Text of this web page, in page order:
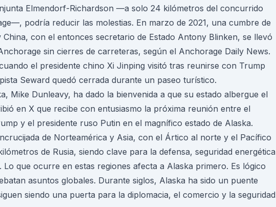
Elmendorf-Richardson —a solo 24 kilómetros del concurrido
podría reducir las molestias. En marzo de 2021, una cumbre de
China, con el entonces secretario de Estado Antony Blinken, se llevó
sin cierres de carreteras, según el Anchorage Daily News.
el presidente chino Xi Jinping visitó tras reunirse con Trump
Seward quedó cerrada durante un paseo turístico.
Mike Dunleavy, ha dado la bienvenida a que su estado albergue el
en X que recibe con entusiasmo la próxima reunión entre el
y el presidente ruso Putin en el magnífico estado de Alaska.
de Norteamérica y Asia, con el Ártico al norte y el Pacífico
de Rusia, siendo clave para la defensa, seguridad energética
que ocurre en estas regiones afecta a Alaska primero. Es lógico
asuntos globales. Durante siglos, Alaska ha sido un puente
siendo una puerta para la diplomacia, el comercio y la seguridad